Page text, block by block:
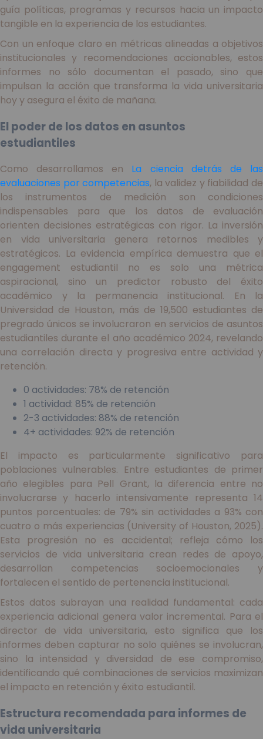
guía políticas, programas y recursos hacia un impacto
tangible en la experiencia de los estudiantes.
Con un enfoque claro en métricas alineadas a objetivos
institucionales y recomendaciones accionables, estos
informes no sólo documentan el pasado, sino que
impulsan la acción que transforma la vida universitaria
hoy y asegura el éxito de mañana.
El poder de los datos en asuntos
estudiantiles
Como desarrollamos en La ciencia detrás de las
evaluaciones por competencias, la validez y fiabilidad de
los instrumentos de medición son condiciones
indispensables para que los datos de evaluación
orienten decisiones estratégicas con rigor. La inversión
en vida universitaria genera retornos medibles y
estratégicos. La evidencia empírica demuestra que el
engagement estudiantil no es solo una métrica
aspiracional, sino un predictor robusto del éxito
académico y la permanencia institucional. En la
Universidad de Houston, más de 19,500 estudiantes de
pregrado únicos se involucraron en servicios de asuntos
estudiantiles durante el año académico 2024, revelando
una correlación directa y progresiva entre actividad y
retención.
0 actividades: 78% de retención
1 actividad: 85% de retención
2-3 actividades: 88% de retención
4+ actividades: 92% de retención
El impacto es particularmente significativo para
poblaciones vulnerables. Entre estudiantes de primer
año elegibles para Pell Grant, la diferencia entre no
involucrarse y hacerlo intensivamente representa 14
puntos porcentuales: de 79% sin actividades a 93% con
cuatro o más experiencias (University of Houston, 2025).
Esta progresión no es accidental; refleja cómo los
servicios de vida universitaria crean redes de apoyo,
desarrollan competencias socioemocionales y
fortalecen el sentido de pertenencia institucional.
Estos datos subrayan una realidad fundamental: cada
experiencia adicional genera valor incremental. Para el
director de vida universitaria, esto significa que los
informes deben capturar no solo quiénes se involucran,
sino la intensidad y diversidad de ese compromiso,
identificando qué combinaciones de servicios maximizan
el impacto en retención y éxito estudiantil.
Estructura recomendada para informes de
vida universitaria